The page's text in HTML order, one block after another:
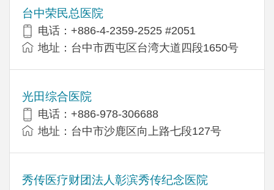
台中荣民总医院
电话：+886-4-2359-2525 #2051
地址：台中市西屯区台湾大道四段1650号
光田综合医院
电话：+886-978-306688
地址：台中市沙鹿区向上路七段127号
秀传医疗财团法人彰滨秀传纪念医院